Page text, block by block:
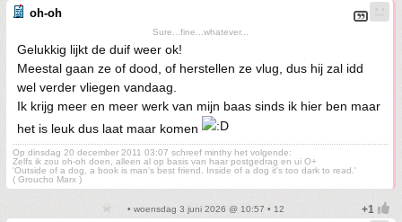
oh-oh
Sure...fine...whatever...
Gelukkig lijkt de duif weer ok!
Meestal gaan ze of dood, of herstellen ze vlug, dus hij zal idd
wel verder vliegen vandaag.
Ik krijg meer en meer werk van mijn baas sinds ik hier ben maar
het is leuk dus laat maar komen
Op dinsdag 20 december 2011 03:07 schreef minthy het volgende:
Zelfs ik zou oh-oh doen, alleen al op basis van haar postgedrag en ui O+
'Outside of a dog, a book is man's best friend. Inside of a dog it's too dark to read.'
( Groucho Marx )
• woensdag 3 juni 2026 @ 10:57 • 12